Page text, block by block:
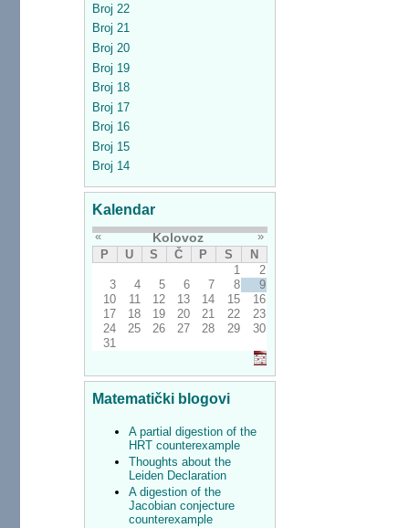
Broj 22
Broj 21
Broj 20
Broj 19
Broj 18
Broj 17
Broj 16
Broj 15
Broj 14
Kalendar
« Kolovoz
»
P
U S Č P S
N
1
2
3
4 5 6 7 8
9
10
11 12 13 14 15
16
17
18 19 20 21 22
23
24
25 26 27 28 29
30
31
Matematički blogovi
A partial digestion of the
HRT counterexample
Thoughts about the
Leiden Declaration
A digestion of the
Jacobian conjecture
counterexample